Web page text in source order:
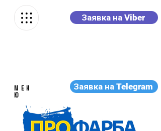
Заявка на Viber
Заявка на Telegram
МЕН
Ю